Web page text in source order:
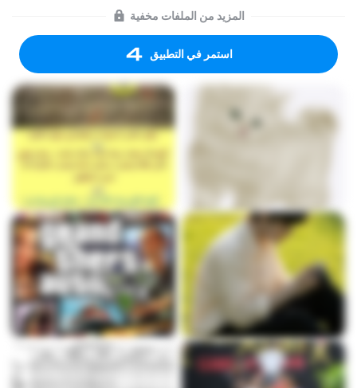
المزيد من الملفات مخفية
استمر في التطبيق